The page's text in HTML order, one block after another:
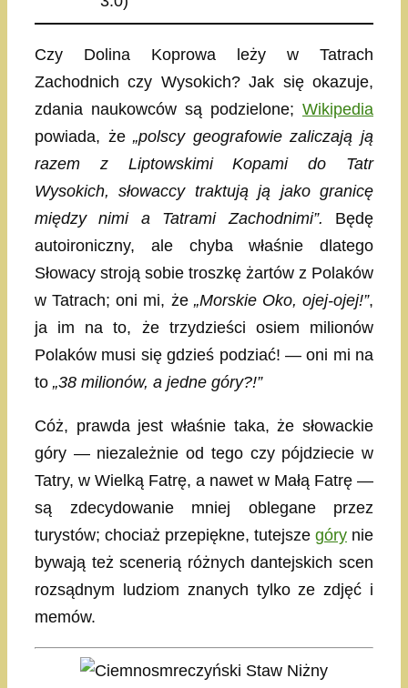
Czy Dolina Koprowa leży w Tatrach
Zachodnich czy Wysokich? Jak się okazuje,
zdania naukowców są podzielone; Wikipedia
powiada, że„polscy geografowie zaliczają ją
razem z Liptowskimi Kopami do Tatr
Wysokich, słowaccy traktują ją jako granicę
między nimi a Tatrami Zachodnimi”. Będę
autoironiczny, ale chyba właśnie dlatego
Słowacy stroją sobie troszkę żartów z Polaków
w Tatrach; oni mi, że „Morskie Oko, ojej-ojej!”,
ja im na to, że trzydzieści osiem milionów
Polaków musi się gdzieś podziać! — oni mi na
to „38 milionów, a jedne góry?!”
Cóż, prawda jest właśnie taka, że słowackie
góry — niezależnie od tego czy pójdziecie w
Tatry, w Wielką Fatrę, a nawet w Małą Fatrę —
są zdecydowanie mniej oblegane przez
turystów; chociaż przepiękne, tutejsze góry nie
bywają też scenerią różnych dantejskich scen
rozsądnym ludziom znanych tylko ze zdjęć i
memów.